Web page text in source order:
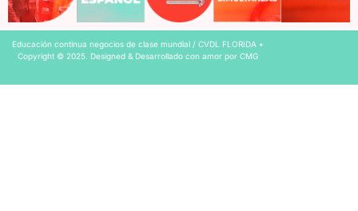
Educación continua negocios de clase mundial​ / CVDL FLORIDA •
Copyright © 2025. Designed & Desarrollado con amor por CMG